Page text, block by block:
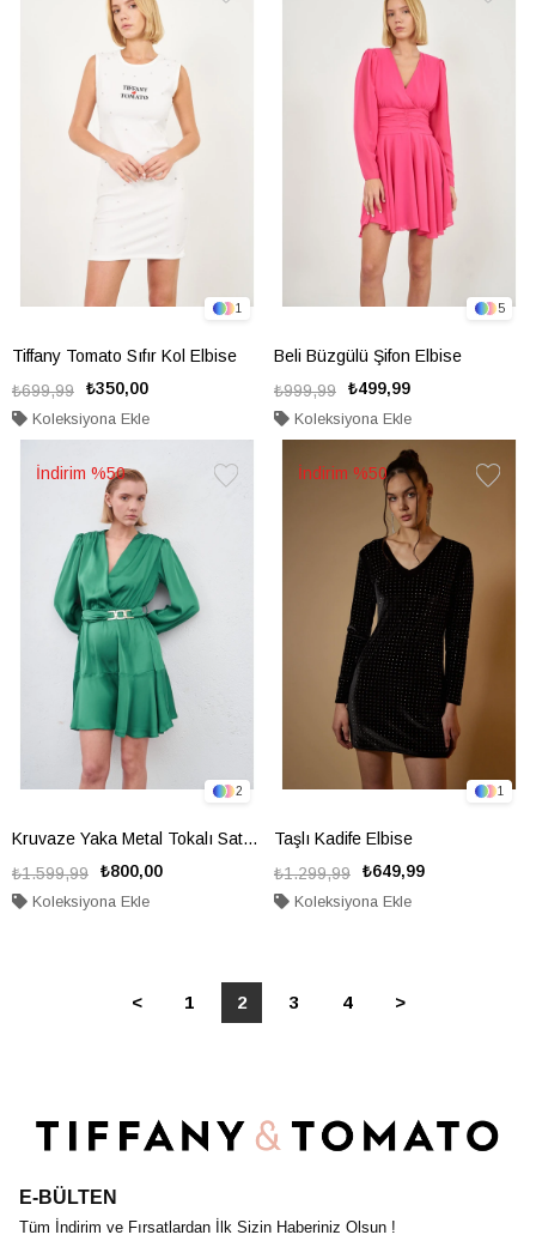
1
Tiffany Tomato Sıfır Kol Elbise
₺350,00
₺699,99
Koleksiyona Ekle
5
Beli Büzgülü Şifon Elbise
₺499,99
₺999,99
Koleksiyona Ekle
2
Kruvaze Yaka Metal Tokalı Saten Elbise
₺800,00
₺1.599,99
Koleksiyona Ekle
%50
1
Taşlı Kadife Elbise
₺649,99
₺1.299,99
Koleksiyona Ekle
%50
< 1 2 3 4 >
E-BÜLTEN
Tüm İndirim ve Fırsatlardan İlk Sizin Haberiniz Olsun !